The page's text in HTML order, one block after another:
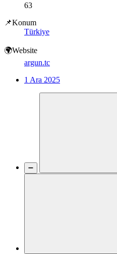
63
📌Konum
Türkiye
🌍Website
argun.tc
1 Ara 2025
➖